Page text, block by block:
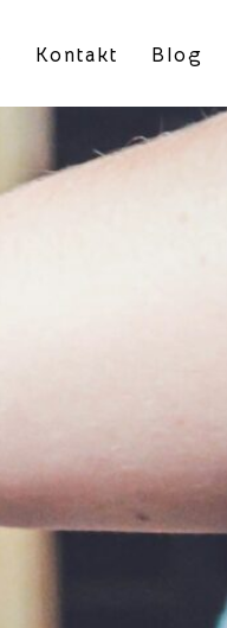
Kontakt Blog